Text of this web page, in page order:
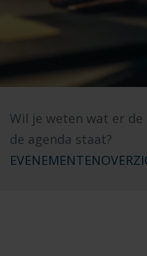
Wil je weten wat er
de agenda staat?